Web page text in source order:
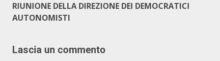
RIUNIONE DELLA DIREZIONE DEI DEMOCRATICI
AUTONOMISTI
Lascia un commento